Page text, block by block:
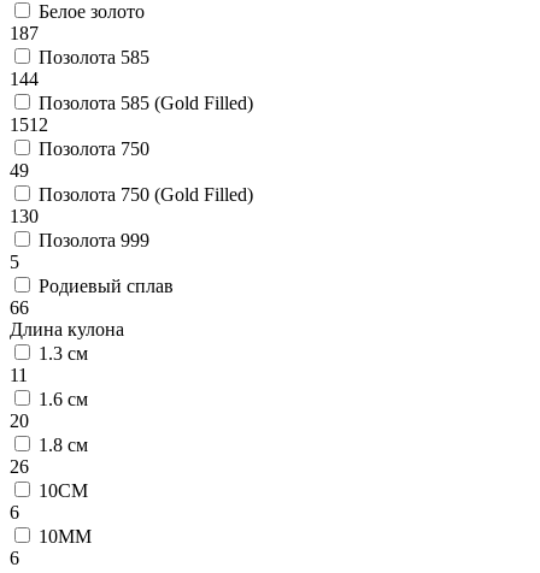
Белое золото
187
Позолота 585
144
Позолота 585 (Gold Filled)
1512
Позолота 750
49
Позолота 750 (Gold Filled)
130
Позолота 999
5
Родиевый сплав
66
Длина кулона
1.3 см
11
1.6 см
20
1.8 см
26
10CM
6
10MM
6